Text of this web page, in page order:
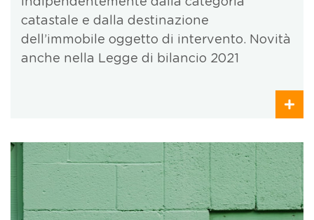
catastale e dalla destinazione
dell’immobile oggetto di intervento. Novità
anche nella Legge di bilancio 2021